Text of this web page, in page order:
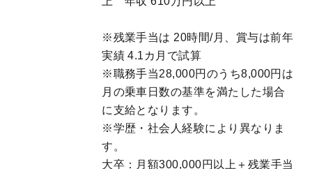
※残業手当は 20時間/月、賞与は前年
実績 4.1カ月で試算
※職務手当28,000円のうち8,000円は
月の乗車日数の基準を満たした場合
に支給となります。
※学歴・社会人経験により異なりま
す。
大卒：月額300,000円以上＋残業手当